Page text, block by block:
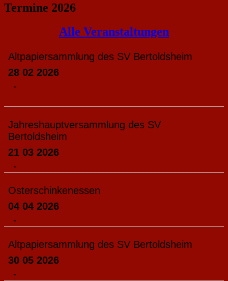
Termine 2026
Alle Veranstaltungen
Altpapiersammlung des SV Bertoldsheim
28 02 2026
-
Jahreshauptversammlung des SV
Bertoldsheim
21 03 2026
-
Osterschinkenessen
04 04 2026
-
Altpapiersammlung des SV Bertoldsheim
30 05 2026
-